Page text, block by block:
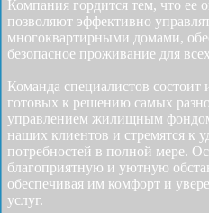
Компания гордится тем, что ее
позволяют эффективно
многоквартирными домами,
безопасное проживание для
Команда специалистов
готовых к решению самых
управлением жилищным
наших клиентов и стремятся к
потребностей в полной мере.
благоприятную и уютную
обеспечивая им комфорт и
услуг.